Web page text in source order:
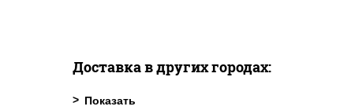
Доставка в других городах: